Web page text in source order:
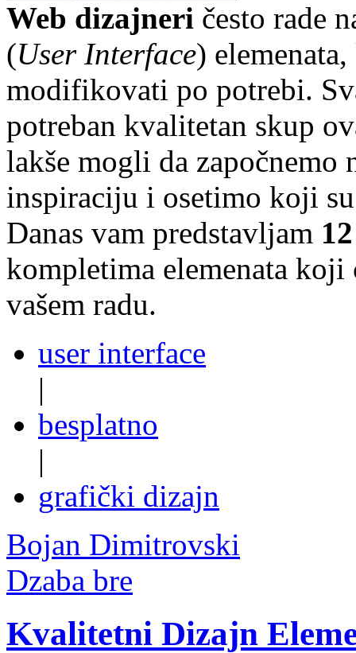
Web dizajneri često rade
(User Interface)
modifikovati po potrebi.
potreban kvalitetan skup
lakše mogli da
inspiraciju i osetimo koji
Danas vam predstavljam
kompletima elemenata
vašem radu.
user interface
|
besplatno
|
grafički dizajn
Bojan Dimitrovski
Dzaba bre
Kvalitetni Dizajn